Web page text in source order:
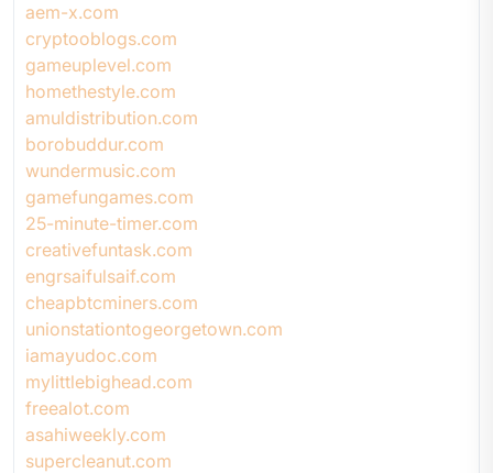
aem-x.com
cryptooblogs.com
gameuplevel.com
homethestyle.com
amuldistribution.com
borobuddur.com
wundermusic.com
gamefungames.com
25-minute-timer.com
creativefuntask.com
engrsaifulsaif.com
cheapbtcminers.com
unionstationtogeorgetown.com
iamayudoc.com
mylittlebighead.com
freealot.com
asahiweekly.com
supercleanut.com